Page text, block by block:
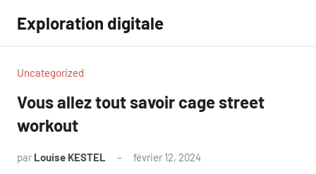
contenu
Exploration digitale
Uncategorized
Vous allez tout savoir cage street
workout
par Louise KESTEL février 12, 2024